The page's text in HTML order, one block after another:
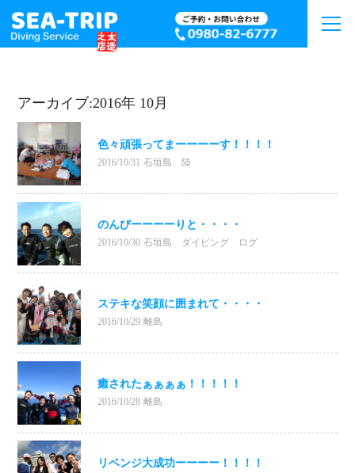
アーカイブ:2016年 10月
色々頑張ってまーーーーす！！！！
2016/10/31 石垣島 陸
のんびーーーーりと・・・・
2016/10/30 石垣島 ダイビング ログ
ステキな笑顔に囲まれて・・・・
2016/10/29 離島
癒されたぁぁぁぁ！！！！！
2016/10/28 離島
リベンジ大成功ーーーー！！！！